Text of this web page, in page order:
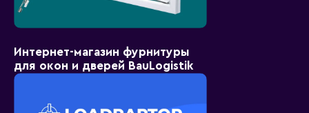
Интернет-магазин фурнитуры
для окон и дверей BauLogistik